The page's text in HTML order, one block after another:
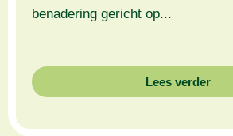
benadering gericht op...
Lees verder